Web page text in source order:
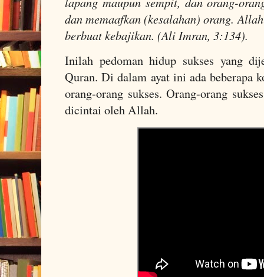
dan memaafkan (kesalahan) orang.
berbuat kebajikan. (Ali Imran, 3:134).
Inilah pedoman hidup sukses yang
Quran. Di dalam ayat ini ada beberapa
orang-orang sukses. Orang-orang
dicintai oleh Allah.